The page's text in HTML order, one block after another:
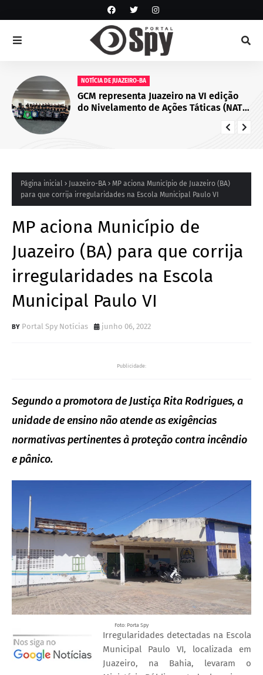
NOTÍCIA DE JUAZEIRO-BA
GCM representa Juazeiro na VI edição
do Nivelamento de Ações Táticas (NAT-
Página inicial Juazeiro-BA
MP aciona Município de Juazeiro (BA)
para que corrija irregularidades na Escola Municipal Paulo VI
MP aciona Município de
Juazeiro (BA) para que corrija
irregularidades na Escola
Municipal Paulo VI
Portal Spy Notícias junho 06, 2022
Publicidade:
Segundo a promotora de Justiça Rita Rodrigues, a
unidade de ensino não atende as exigências
normativas pertinentes à proteção contra incêndio
e pânico.
Foto: Porta Spy
Irregularidades detectadas na Escola
Municipal Paulo VI, localizada em
Juazeiro, na Bahia, levaram o